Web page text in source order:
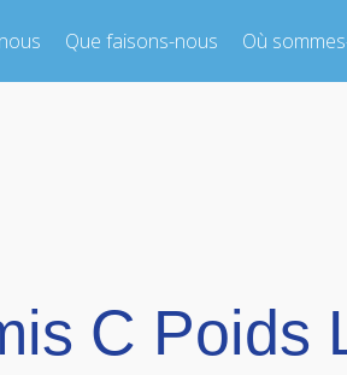
Que faisons-nous Où
C Poids